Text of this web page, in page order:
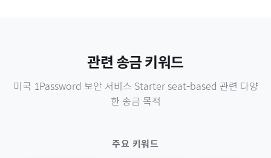
관련 송금 키워드
미국 1Password 보안 서비스 Starter seat-based 관련 다양
한 송금 목적
주요 키워드